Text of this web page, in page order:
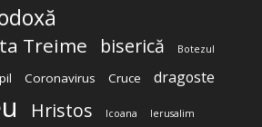
Treime biserică Botezul
Coronavirus Cruce dragoste
Hristos Icoana Ierusalim